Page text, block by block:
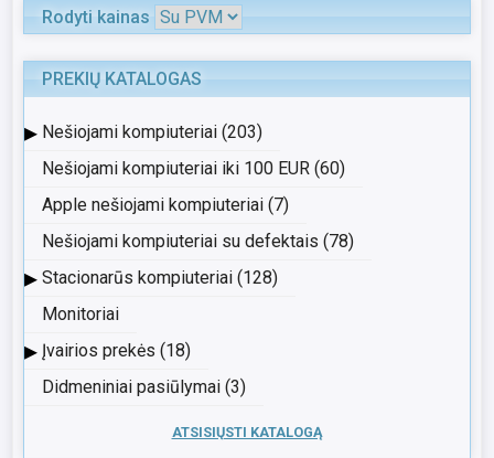
Rodyti kainas
PREKIŲ KATALOGAS
▸ Nešiojami kompiuteriai (203)
Nešiojami kompiuteriai iki 100 EUR (60)
Apple nešiojami kompiuteriai (7)
Nešiojami kompiuteriai su defektais (78)
▸ Stacionarūs kompiuteriai (128)
Monitoriai
▸ Įvairios prekės (18)
Didmeniniai pasiūlymai (3)
ATSISIŲSTI KATALOGĄ